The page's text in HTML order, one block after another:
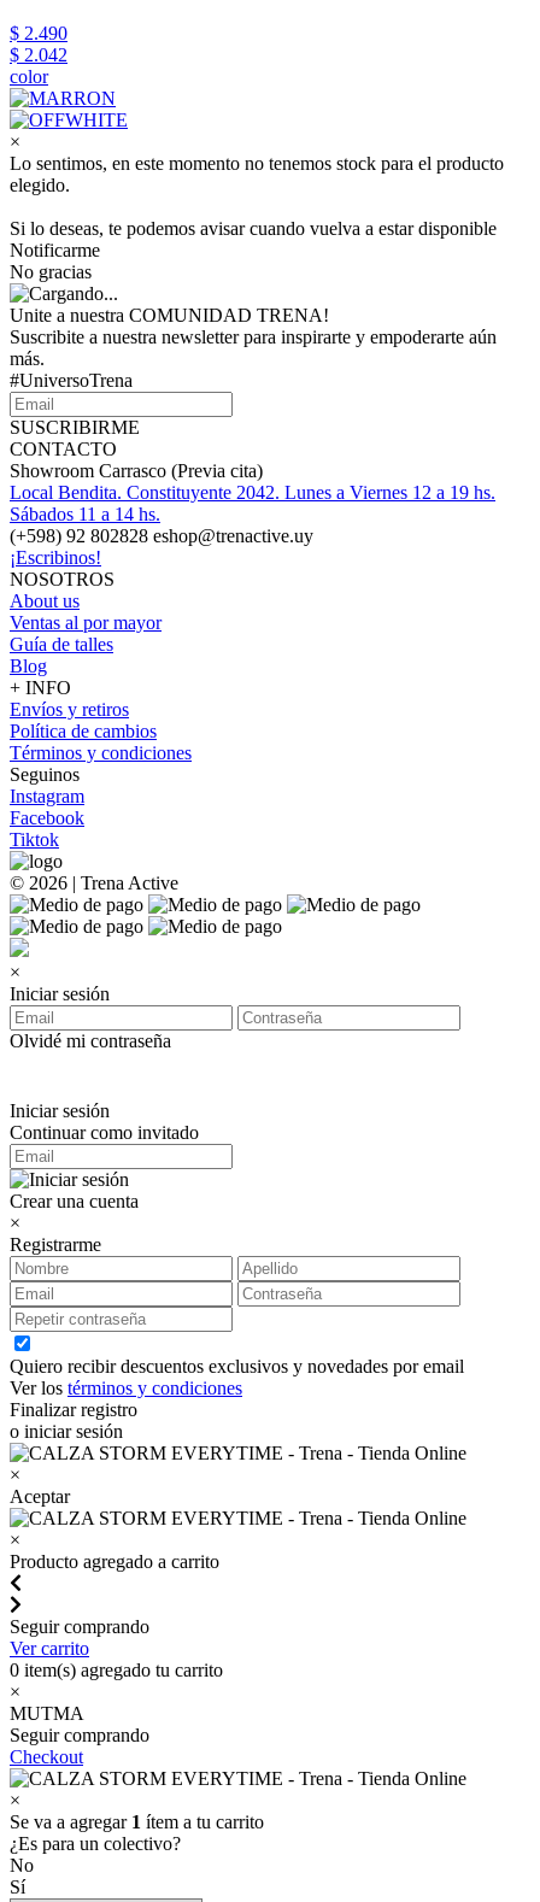
$ 2.490
$ 2.042
color
×
Lo sentimos, en este momento no tenemos stock para el producto
elegido.
Si lo deseas, te podemos avisar cuando vuelva a estar disponible
Notificarme
No gracias
Unite a nuestra COMUNIDAD TRENA!
Suscribite a nuestra newsletter para inspirarte y empoderarte aún
más.
#UniversoTrena
SUSCRIBIRME
CONTACTO
Showroom Carrasco (Previa cita)
Local Bendita. Constituyente 2042. Lunes a Viernes 12 a 19 hs.
Sábados 11 a 14 hs.
(+598) 92 802828 eshop@trenactive.uy
¡Escribinos!
NOSOTROS
About us
Ventas al por mayor
Guía de talles
Blog
+ INFO
Envíos y retiros
Política de cambios
Términos y condiciones
Seguinos
Instagram
Facebook
Tiktok
© 2026 | Trena Active
×
Iniciar sesión
Olvidé mi contraseña
Iniciar sesión
Continuar como invitado
Crear una cuenta
×
Registrarme
Quiero recibir descuentos exclusivos y novedades por email
Ver los términos y condiciones
Finalizar registro
o iniciar sesión
×
Aceptar
×
Producto agregado a carrito
Seguir comprando
Ver carrito
0 item(s) agregado tu carrito
×
MUTMA
Seguir comprando
Checkout
×
Se va a agregar 1 ítem a tu carrito
¿Es para un colectivo?
No
Sí